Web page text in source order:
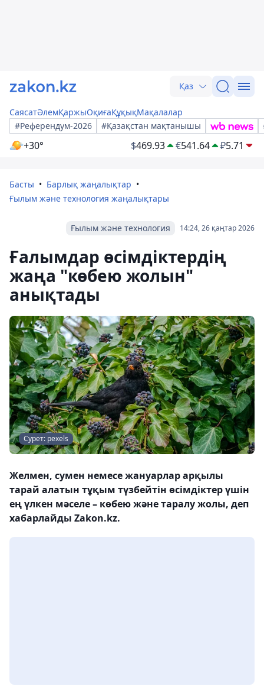
Қаз
СаясатӘлемҚаржыОқиғаҚұқықМақалалар
#Референдум-2026
#Қазақстан мақтанышы
+30° $469.93 €541.64 ₽5.71
Басты
Барлық жаңалықтар
Ғылым және технология жаңалықтары
14:24, 26 қаңтар 2026
Ғылым және технология
Ғалымдар өсімдіктердің
жаңа "көбею жолын"
анықтады
Сурет: pexels
Желмен, сумен немесе жануарлар арқылы
тарай алатын тұқым түзбейтін өсімдіктер үшін
ең үлкен мәселе – көбею және таралу жолы, деп
хабарлайды Zakon.kz.